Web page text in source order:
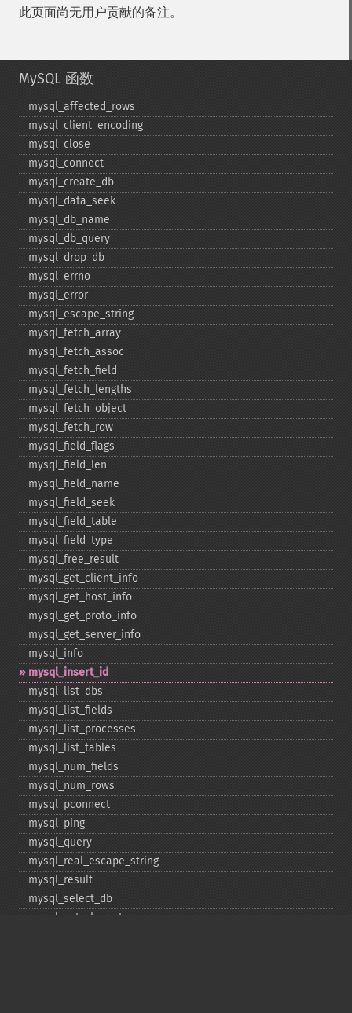
此页面尚无用户贡献的备注。
MySQL 函数
mysql_​affected_​rows
mysql_​client_​encoding
mysql_​close
mysql_​connect
mysql_​create_​db
mysql_​data_​seek
mysql_​db_​name
mysql_​db_​query
mysql_​drop_​db
mysql_​errno
mysql_​error
mysql_​escape_​string
mysql_​fetch_​array
mysql_​fetch_​assoc
mysql_​fetch_​field
mysql_​fetch_​lengths
mysql_​fetch_​object
mysql_​fetch_​row
mysql_​field_​flags
mysql_​field_​len
mysql_​field_​name
mysql_​field_​seek
mysql_​field_​table
mysql_​field_​type
mysql_​free_​result
mysql_​get_​client_​info
mysql_​get_​host_​info
mysql_​get_​proto_​info
mysql_​get_​server_​info
mysql_​info
mysql_​insert_​id
mysql_​list_​dbs
mysql_​list_​fields
mysql_​list_​processes
mysql_​list_​tables
mysql_​num_​fields
mysql_​num_​rows
mysql_​pconnect
mysql_​ping
mysql_​query
mysql_​real_​escape_​string
mysql_​result
mysql_​select_​db
mysql_​set_​charset